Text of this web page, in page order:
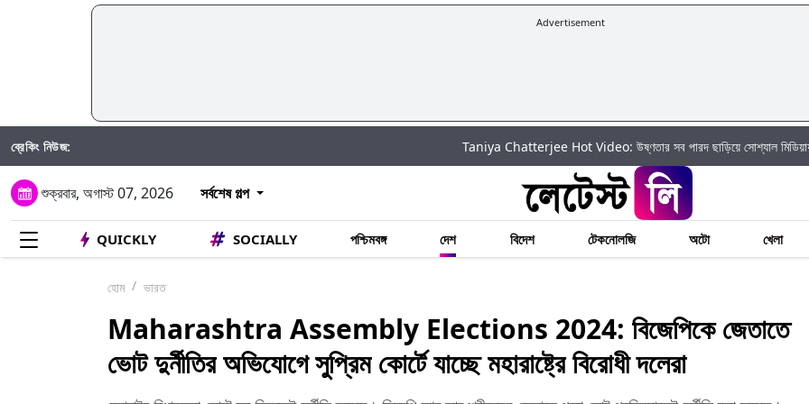
Advertisement
ব্রেকিং নিউজ: Taniya Chatterjee Hot Video: উষ্ণতার সব পারদ ছাড়িয়ে সোশ্যাল মিডিয়ায় আগুন ঝরালেন
শুক্রবার, অগাস্ট 07, 2026 সর্বশেষ গল্প
QUICKLY SOCIALLY পশ্চিমবঙ্গ দেশ বিদেশ টেকনোলজি অটো খেলা
হোম ভারত
Maharashtra Assembly Elections 2024: বিজেপিকে জেতাতে
ভোট দুর্নীতির অভিযোগে সুপ্রিম কোর্টে যাচ্ছে মহারাষ্ট্রে বিরোধী দলেরা